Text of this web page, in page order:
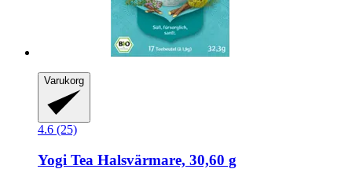
Varukorg
4.6 (25)
Yogi Tea Halsvärmare, 30,60 g